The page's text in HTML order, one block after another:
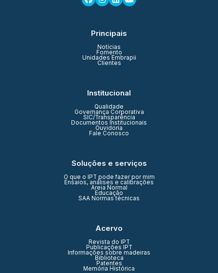
Principais
Notícias
Fomento
Unidades Embrapii
Clientes
Institucional
Qualidade
Governança Corporativa
SIC/Transparência
Documentos Institucionais
Ouvidoria
Fale Conosco
Soluções e serviços
O que o IPT pode fazer por mim
Ensaios, análises e calibrações
Areia Normal
Educação
SAA Normas técnicas
Acervo
Revista do IPT
Publicações IPT
Informações sobre madeiras
Biblioteca
Patentes
Memória Histórica